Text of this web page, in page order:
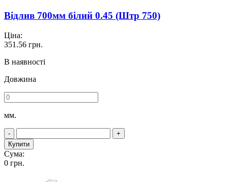
Відлив 700мм білий 0.45 (Штр 750)
Ціна:
351.56 грн.
В наявності
Довжина
мм.
-
+
Купити
Сума:
0 грн.